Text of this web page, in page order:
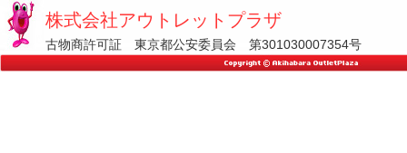
株式会社アウトレットプラザ
古物商許可証 東京都公安委員会 第301030007354号